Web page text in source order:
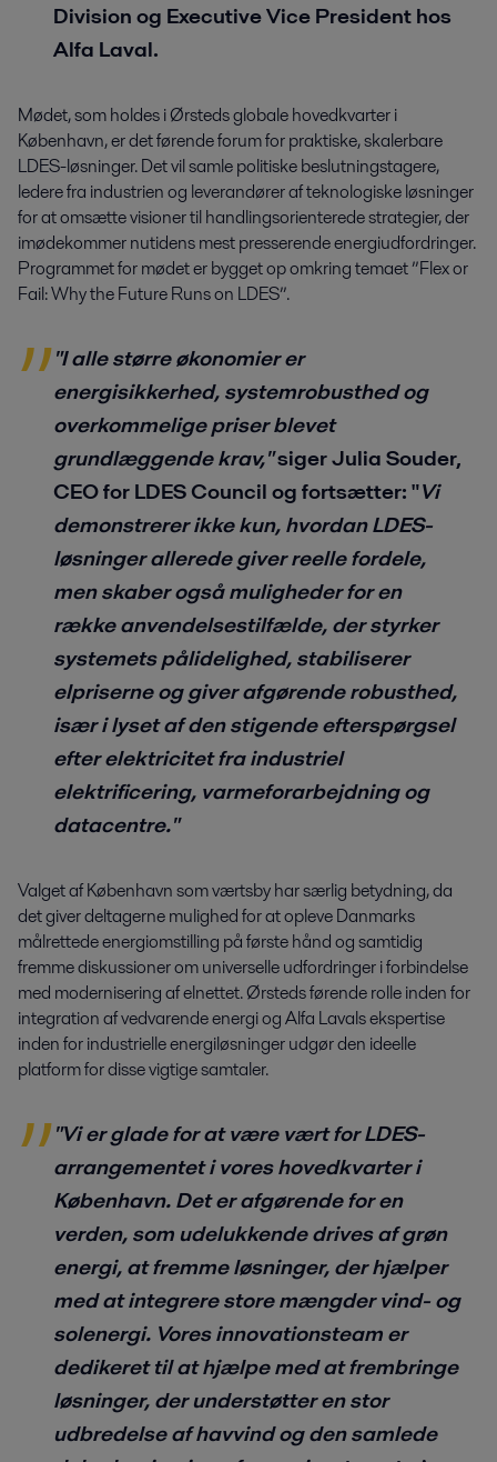
Division og Executive Vice President hos
Alfa Laval.
Mødet, som holdes i Ørsteds globale hovedkvarter i
København, er det førende forum for praktiske, skalerbare
LDES-løsninger. Det vil samle politiske beslutningstagere,
ledere fra industrien og leverandører af teknologiske løsninger
for at omsætte visioner til handlingsorienterede strategier, der
imødekommer nutidens mest presserende energiudfordringer.
Programmet for mødet er bygget op omkring temaet ”Flex or
Fail: Why the Future Runs on LDES”.
"I alle større økonomier er
energisikkerhed, systemrobusthed og
overkommelige priser blevet
grundlæggende krav,"siger Julia Souder,
CEO for LDES Council og fortsætter: "Vi
demonstrerer ikke kun, hvordan LDES-
løsninger allerede giver reelle fordele,
men skaber også muligheder for en
række anvendelsestilfælde, der styrker
systemets pålidelighed, stabiliserer
elpriserne og giver afgørende robusthed,
især i lyset af den stigende efterspørgsel
efter elektricitet fra industriel
elektrificering, varmeforarbejdning og
datacentre."
Valget af København som værtsby har særlig betydning, da
det giver deltagerne mulighed for at opleve Danmarks
målrettede energiomstilling på første hånd og samtidig
fremme diskussioner om universelle udfordringer i forbindelse
med modernisering af elnettet. Ørsteds førende rolle inden for
integration af vedvarende energi og Alfa Lavals ekspertise
inden for industrielle energiløsninger udgør den ideelle
platform for disse vigtige samtaler.
"Vi er glade for at være vært for LDES-
arrangementet i vores hovedkvarter i
København. Det er afgørende for en
verden, som udelukkende drives af grøn
energi, at fremme løsninger, der hjælper
med at integrere store mængder vind- og
solenergi. Vores innovationsteam er
dedikeret til at hjælpe med at frembringe
løsninger, der understøtter en stor
udbredelse af havvind og den samlede